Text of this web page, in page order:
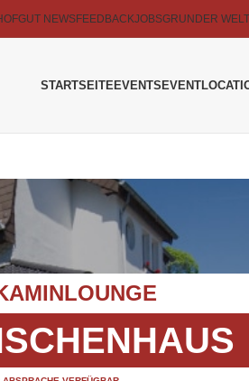
NEWSFEEDBACKJOBSGRUNDER WELT
STARTSEITEEVENTS